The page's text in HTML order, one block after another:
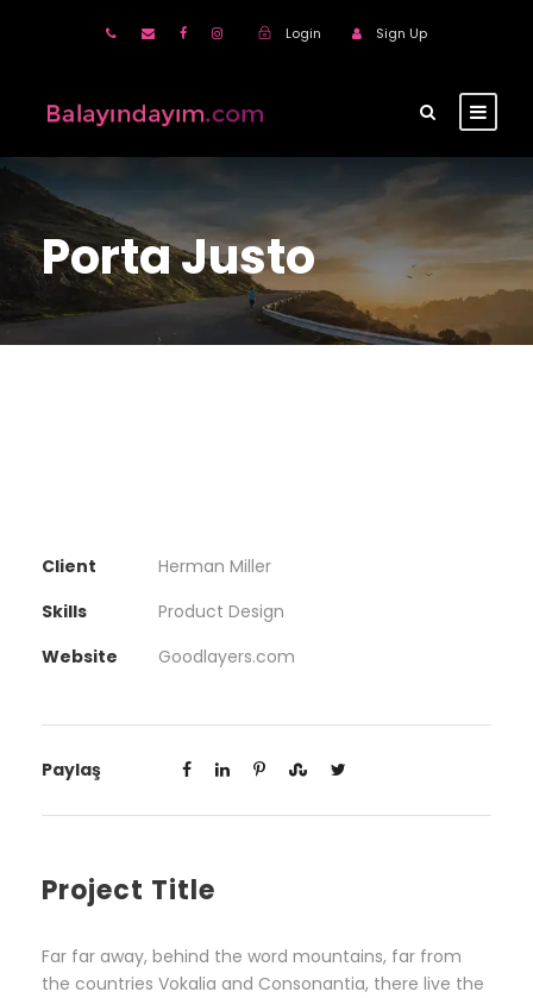
Login Sign Up
Porta Justo
Client
Herman Miller
Skills
Product Design
Website
Goodlayers.com
Paylaş
Project Title
Far far away, behind the word mountains, far from
the countries Vokalia and Consonantia, there live the